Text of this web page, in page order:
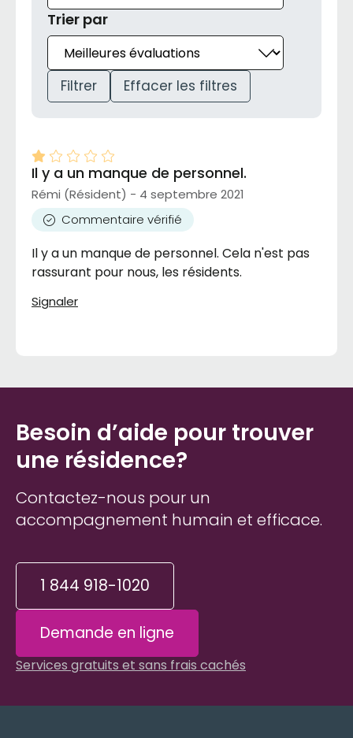
Trier par
Filtrer Effacer les filtres
Il y a un manque de personnel.
Rémi (Résident) - 4 septembre 2021
Commentaire vérifié
Il y a un manque de personnel. Cela n'est pas
rassurant pour nous, les résidents.
Signaler
Besoin d’aide pour trouver
une résidence?
Contactez-nous pour un
accompagnement humain et efficace.
1 844 918-1020
Demande en ligne
Services gratuits et sans frais cachés